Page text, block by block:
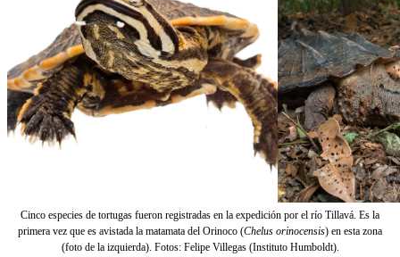
Cinco especies de tortugas fueron registradas en la expedición por el río Tillavá. Es la
primera vez que es avistada la matamata del Orinoco (Chelus orinocensis) en esta zona
(foto de la izquierda). Fotos: Felipe Villegas (Instituto Humboldt).